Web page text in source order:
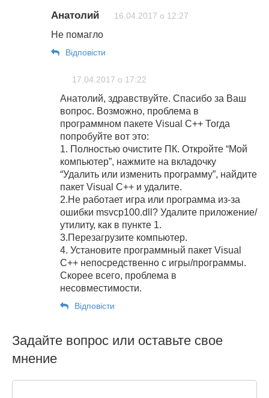
Анатолий 16.04.2017 о 12:27
Не помагло
Відповіcти
17.04.2017 о 17:22
Анатолий, здравствуйте. Спасибо за Ваш
вопрос. Возможно, проблема в
программном пакете Visual C++ Тогда
попробуйте вот это:
1. Полностью очистите ПК. Откройте “Мой
компьютер”, нажмите на вкладочку
“Удалить или изменить программу”, найдите
пакет Visual C++ и удалите.
2.Не работает игра или программа из-за
ошибки msvcp100.dll? Удалите приложение/
утилиту, как в пункте 1.
3.Перезагрузите компьютер.
4. Установите программный пакет Visual
C++ непосредственно с игры/программы.
Скорее всего, проблема в
несовместимости.
Відповіcти
Задайте вопрос или оставьте свое
мнение